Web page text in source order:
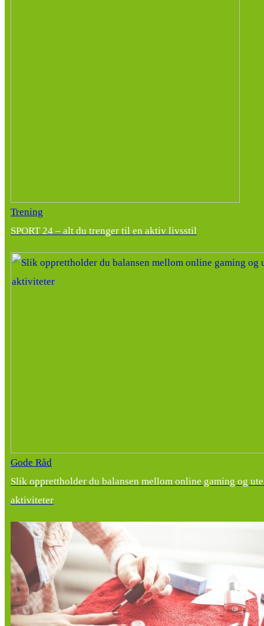
Trening
SPORT 24 – alt du trenger til en aktiv livsstil
Gode Råd
Slik opprettholder du balansen mellom online gaming og
aktiviteter